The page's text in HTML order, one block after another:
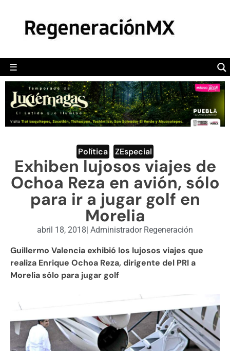
☰
POLÍTICA
CAMALEÓN
OPINIÓN
DEPORTES
ENGLISH SECTION
VIDEOS
Política ZEspecial
Exhiben lujosos viajes de
Ochoa Reza en avión, sólo
para ir a jugar golf en
Morelia
abril 18, 2018| Administrador Regeneración
Guillermo Valencia exhibió los lujosos viajes que
realiza Enrique Ochoa Reza, dirigente del PRI a
Morelia sólo para jugar golf